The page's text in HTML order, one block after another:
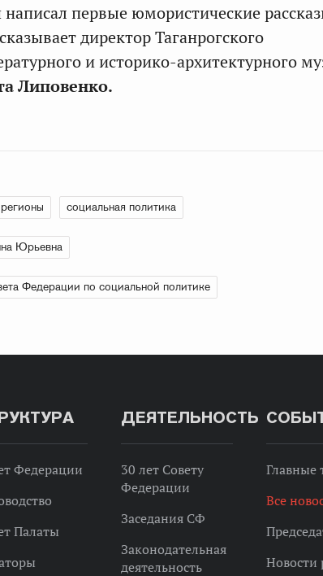
первые юмористические
директор Таганрогского
и историко-архитектурного
Липовенко.
регионы социальная политика
Юрьевна
Федерации по социальной политике
Федерации
Палаты
ДЕЯТЕЛЬНОСТЬ
30 лет Совету
Федерации
Заседания СФ
Законодательная
деятельность
Главные
Все
Новости